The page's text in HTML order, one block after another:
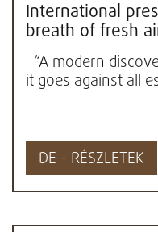
International
breath of fresh
“A modern
it goes against all
DE - RÉSZLETEK